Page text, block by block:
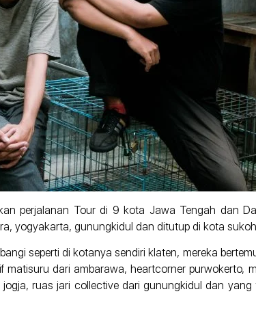
perjalanan Tour di 9 kota Jawa Tengah dan
yogyakarta, gunungkidul dan ditutup di kota
seperti di kotanya sendiri klaten, mereka
dari ambarawa, heartcorner purwokerto,
ruas jari collective dari gunungkidul dan yang